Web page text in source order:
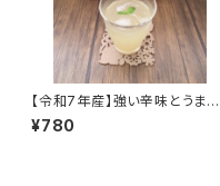
【令和7年産】強い辛味とうまみ
が際立つ！薬味やスパイスとして
簡単便利！冷凍保存もできる！
¥780